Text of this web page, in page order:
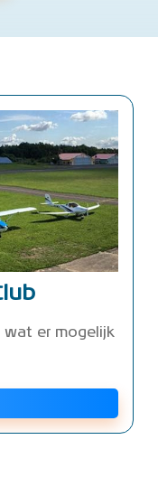
wat er mogelijk